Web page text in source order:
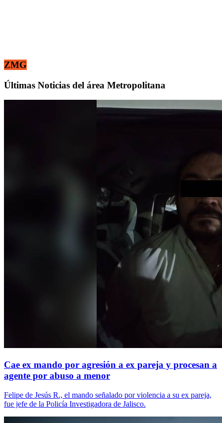
ZMG
Últimas Noticias del área Metropolitana
Cae ex mando por agresión a ex pareja y procesan a
agente por abuso a menor
Felipe de Jesús R., el mando señalado por violencia a su ex pareja,
fue jefe de la Policía Investigadora de Jalisco.